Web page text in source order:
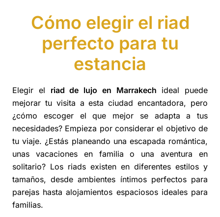
Cómo elegir el riad
perfecto para tu
estancia
Elegir el riad de lujo en Marrakech ideal puede
mejorar tu visita a esta ciudad encantadora, pero
¿cómo escoger el que mejor se adapta a tus
necesidades? Empieza por considerar el objetivo de
tu viaje. ¿Estás planeando una escapada romántica,
unas vacaciones en familia o una aventura en
solitario? Los riads existen en diferentes estilos y
tamaños, desde ambientes íntimos perfectos para
parejas hasta alojamientos espaciosos ideales para
familias.